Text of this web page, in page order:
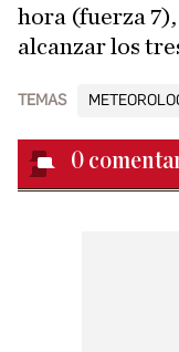
hora (fuerza
alcanzar los
TEMAS
0